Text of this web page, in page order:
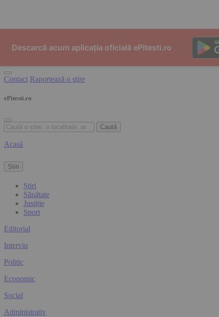
Contact Raportează o ştire
ePitesti.ro
Caută
Acasă
Știri
Știri
Sănătate
Justiție
Sport
Editorial
Interviu
Politic
Economic
Social
Administrativ
Descarcă acum aplicația oficială ePitesti.ro